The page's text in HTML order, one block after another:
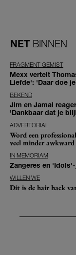
NET BINNEN
FRAGMENT GEMIST
Mexx vertelt
Liefde': 'Daar doe
BEKEND
Jim en Jamai
'Dankbaar dat je
ADVERTORIAL
Word een
veel minder awkward
IN MEMORIAM
Zangeres en
WILLEN WE
Dít is de hair hack